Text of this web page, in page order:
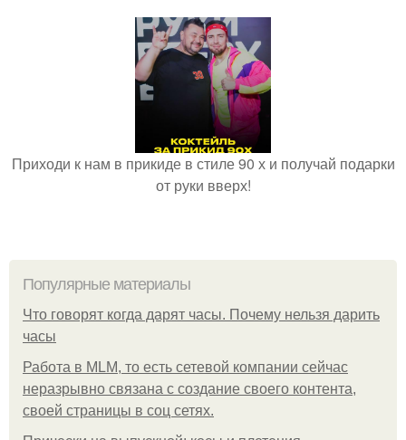
Приходи к нам в прикиде в стиле 90 х и получай подарки
от руки вверх!
Популярные материалы
Что говорят когда дарят часы. Почему нельзя дарить
часы
Работа в MLM, то есть сетевой компании сейчас
неразрывно связана с создание своего контента,
своей страницы в соц сетях.